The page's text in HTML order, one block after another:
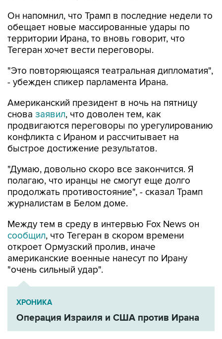
Он напомнил, что Трамп в последние недели то
обещает новые массированные удары по
территории Ирана, то вновь говорит, что
Тегеран хочет вести переговоры.
"Это повторяющаяся театральная дипломатия",
- убежден спикер парламента Ирана.
Американский президент в ночь на пятницу
снова заявил, что доволен тем, как
продвигаются переговоры по урегулированию
конфликта с Ираном и рассчитывает на
быстрое достижение результатов.
"Думаю, довольно скоро все закончится. Я
полагаю, что иранцы не смогут еще долго
продолжать противостояние", - сказал Трамп
журналистам в Белом доме.
Между тем в среду в интервью Fox News он
сообщил, что Тегеран в скором времени
откроет Ормузский пролив, иначе
американские военные нанесут по Ирану
"очень сильный удар".
ХРОНИКА
Операция Израиля и США против Ирана